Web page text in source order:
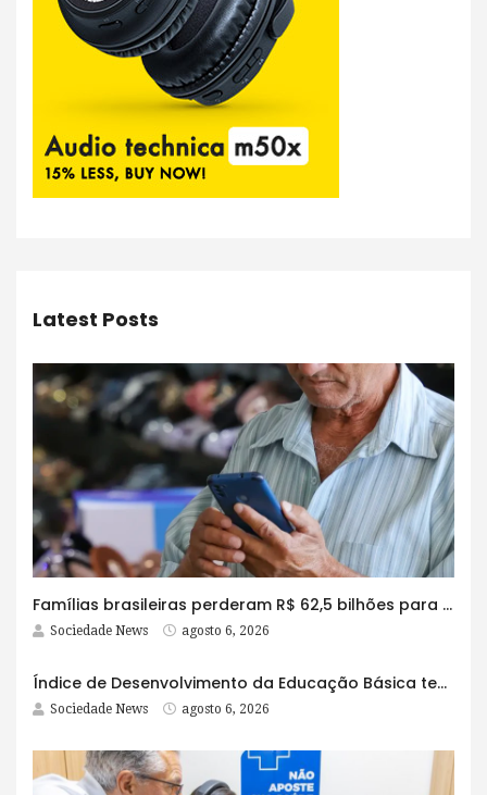
Latest Posts
Famílias brasileiras perderam R$ 62,5 bilhões para bets em 2025
Sociedade News agosto 6, 2026
Índice de Desenvolvimento da Educação Básica tem elevação em todas as etapas
Sociedade News agosto 6, 2026